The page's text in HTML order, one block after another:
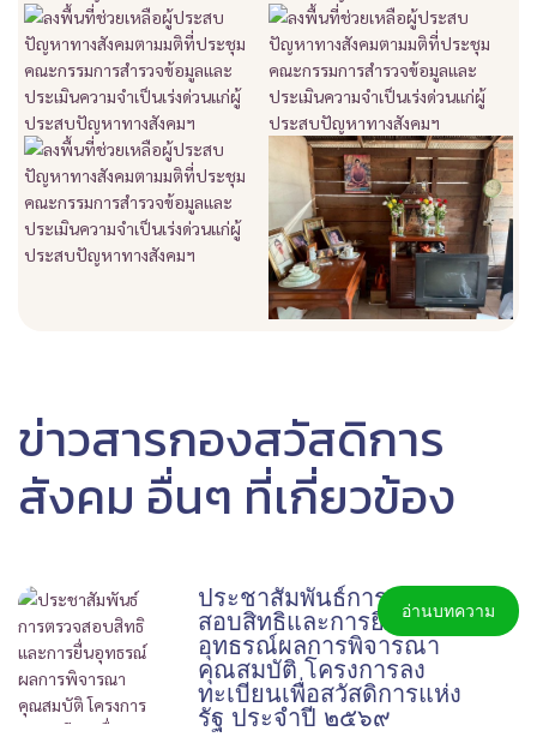
ข่าวสารกองสวัสดิการ
สังคม อื่นๆ ที่เกี่ยวข้อง
ประชาสัมพันธ์การตรวจ
สอบสิทธิและการยื่น
อุทธรณ์ผลการพิจารณา
คุณสมบัติ โครงการลง
ทะเบียนเพื่อสวัสดิการแห่ง
รัฐ ประจำปี ๒๕๖๙
อ่านบทความ